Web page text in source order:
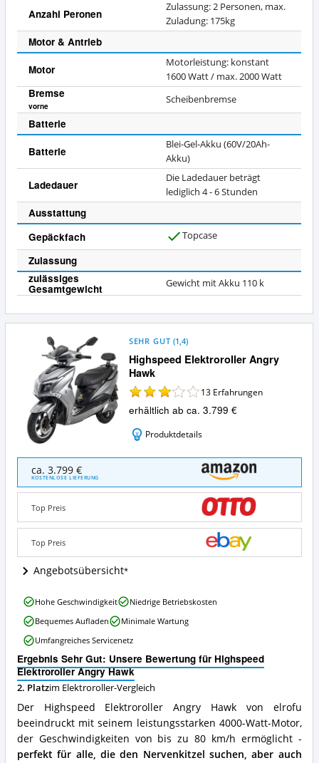
Anzahl Peronen
Zulassung: 2 Personen, max.
Zuladung: 175kg
Motor & Antrieb
Motor
Motorleistung: konstant
1600 Watt / max. 2000 Watt
Bremse
vorne
Scheibenbremse
Batterie
Batterie
Blei-Gel-Akku (60V/20Ah-
Akku)
Ladedauer
Die Ladedauer beträgt
lediglich 4 - 6 Stunden
Ausstattung
Gepäckfach
Topcase
Zulassung
zulässiges
Gesamtgewicht Gewicht mit Akku 110 k
Highspeed Elektroroller Angry
Hawk
SEHR GUT (1,4)
13 Erfahrungen
erhältlich ab ca. 3.799 €
Produktdetails
Highspeed
Elektroroller
Angry
Hawk
Angebote:
Wo
dieser
Elektroroller
erhältlich?
ca. 3.799 €
KOSTENLOSE LIEFERUNG
Top Preis
Top Preis
Angebotsübersicht
Ergebnis Sehr Gut: Unsere Bewertung für Highspeed
Elektroroller Angry Hawk
2. Platzim Elektroroller-Vergleich
Der Highspeed Elektroroller Angry Hawk von elrofu
beeindruckt mit seinem leistungsstarken 4000-Watt-Motor,
der Geschwindigkeiten von bis zu 80 km/h ermöglicht -
perfekt für alle, die den Nervenkitzel suchen, aber auch
Highspeed
Elektroroller
Angry
Hawk
Vorteile:
Was
spricht
für
diesen
Elektroroller?
Hohe Geschwindigkeit
Niedrige Betriebskosten
Bequemes Aufladen
Minimale Wartung
Umfangreiches Servicenetz